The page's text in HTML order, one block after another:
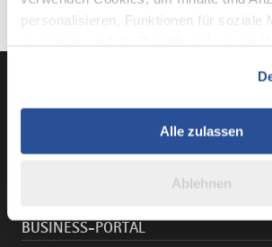
personalisieren, Funktionen für soziale
Verwendung unserer Website an
soziale Medien, Werbung und
Partner führen diese Informationen
weiteren Daten zusammen, die Sie
Alle zulassen
Ablehnen
BUSINESS-PORTAL